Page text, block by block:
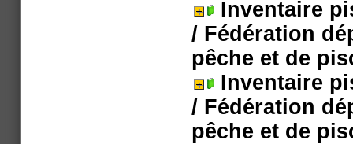
Inventaire
/ Fédération
pêche et de
Inventaire
/ Fédération
pêche et de